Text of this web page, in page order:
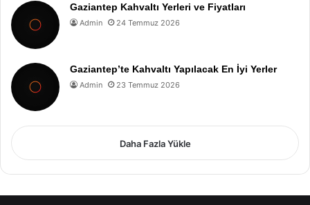
Gaziantep Kahvaltı Yerleri ve Fiyatları
Admin 24 Temmuz 2026
Gaziantep’te Kahvaltı Yapılacak En İyi Yerler
Admin 23 Temmuz 2026
Daha Fazla Yükle